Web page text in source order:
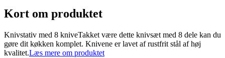
Kort om produktet
Knivstativ med 8 kniveTakket være dette knivsæt med 8 dele kan du
gøre dit køkken komplet. Knivene er lavet af rustfrit stål af høj
kvalitet.Læs mere om produktet